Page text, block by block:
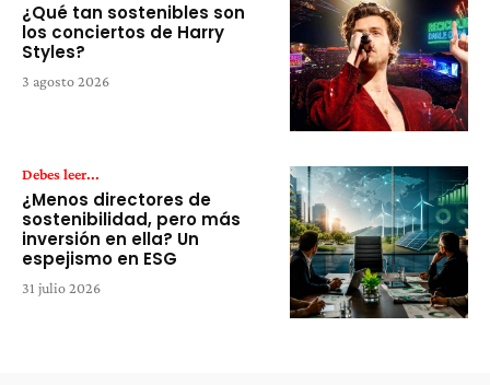
¿Qué tan sostenibles son
los conciertos de Harry
Styles?
3 agosto 2026
Debes leer...
¿Menos directores de
sostenibilidad, pero más
inversión en ella? Un
espejismo en ESG
31 julio 2026